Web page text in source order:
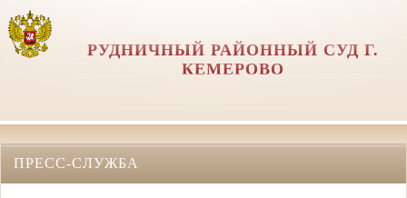
РУДНИЧНЫЙ РАЙОННЫЙ СУД Г.
КЕМЕРОВО
ПРЕСС-СЛУЖБА